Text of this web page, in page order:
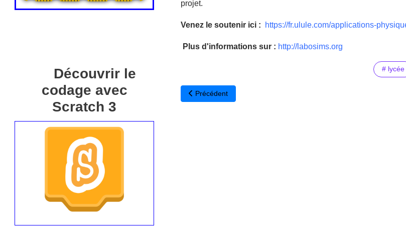
Découvrir le
codage avec
Scratch 3
projet.
Venez le soutenir ici : https://fr.ulule.com/applications-
Plus d'informations sur : http://labosims.org
# lycée
Article précédent : Professeurs en entreprise avec la Fondation
Précédent